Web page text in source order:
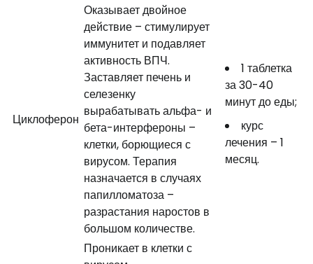
Циклоферон
Оказывает двойное
действие – стимулирует
иммунитет и подавляет
активность ВПЧ.
Заставляет печень и
селезенку
вырабатывать альфа- и
бета-интерфероны –
клетки, борющиеся с
вирусом. Терапия
назначается в случаях
папилломатоза –
разрастания наростов в
большом количестве.
1 таблетка
за 30-40
минут до еды;
курс
лечения – 1
месяц.
Проникает в клетки с